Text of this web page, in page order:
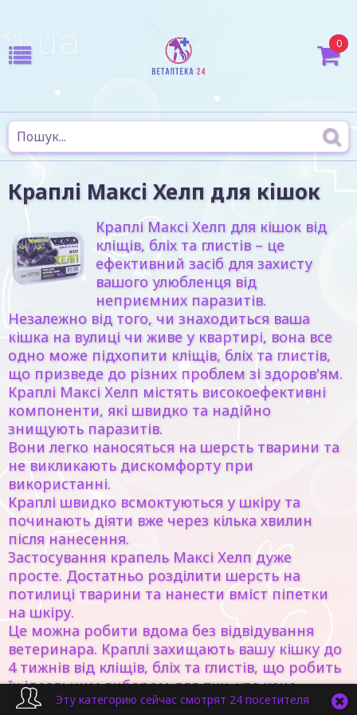
0
Краплі Максі Хелп для кішок
Краплі Максі Хелп для кішок від
кліщів, бліх та глистів – це
ефективний засіб для захисту
вашого улюбленця від
неприємних паразитів.
Незалежно від того, чи знаходиться ваша
кішка на вулиці чи живе у квартирі, вона все
одно може підхопити кліщів, бліх та глистів,
що призведе до різних проблем зі здоров'ям.
Краплі Максі Хелп містять високоефективні
компоненти, які швидко та надійно
знищують паразитів.
Вони легко наносяться на шерсть тварини та
не викликають дискомфорту при
використанні.
Краплі швидко всмоктуються у шкіру та
починають діяти вже через кілька хвилин
після нанесення.
Застосування крапель Максі Хелп дуже
просте. Достатньо розділити шерсть на
потилиці тварини та нанести вміст піпетки
на шкіру.
Це можна робити вдома без відвідування
ветеринара. Краплі захищають вашу кішку до
4 тижнів від кліщів, бліх та глистів, що робить
їх ідеальним вибором для тих, хто хоче
убезпечити свого вихованця.
Эту категорию сейчас смотрят 24 посетителя